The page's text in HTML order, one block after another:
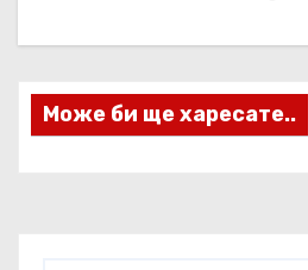
я
Може би ще харесате..